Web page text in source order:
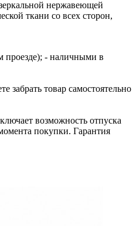
нержавеющей
ткани со всех сторон,
проезде); - наличными в
товар самостоятельно
возможность отпуска
покупки. Гарантия